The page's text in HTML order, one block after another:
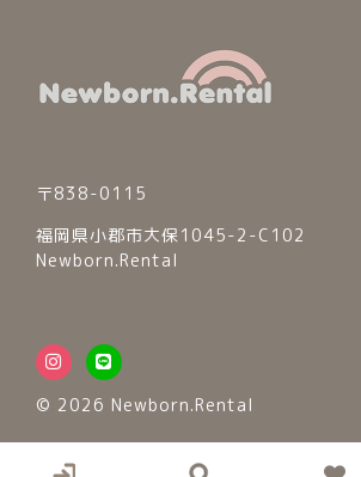
〒838-0115
福岡県小郡市大保1045-2-C102
Newborn.Rental
© 2026 Newborn.Rental